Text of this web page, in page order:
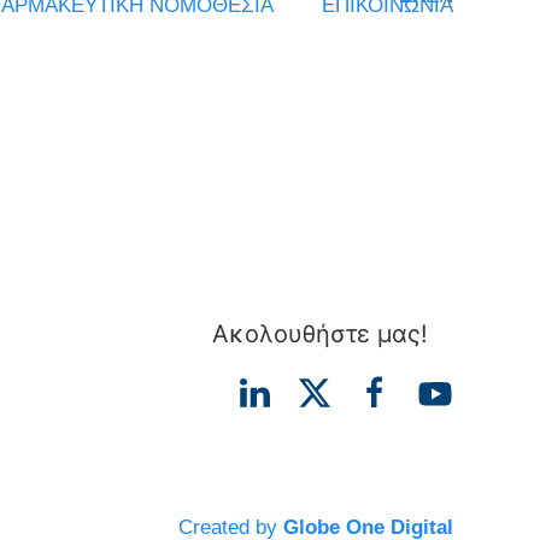
ΝΟΜΟΘΕΣΙΑ ΕΠΙΚΟΙΝΩΝΙΑ
Ακολουθήστε μας!
Created by Globe One Digital